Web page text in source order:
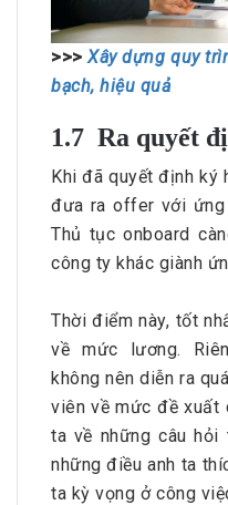
>>>Xây dựng quy
bạch, hiệu quả
1.7 Ra quyết
Khi đã quyết định ký
đưa ra offer với ứng
Thủ tục onboard
công ty khác giành
Thời điểm này, tốt
về mức lương.
không nên diễn ra
viên về mức đề xuất
ta về những câu hỏi
những điều anh ta
ta kỳ vọng ở công